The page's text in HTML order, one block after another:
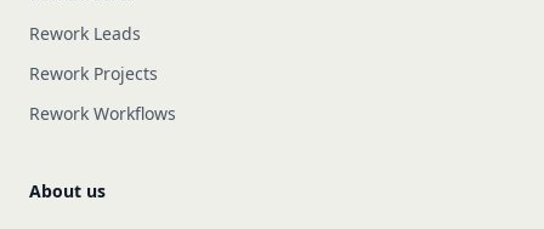
Rework Leads
Rework Projects
Rework Workflows
About us